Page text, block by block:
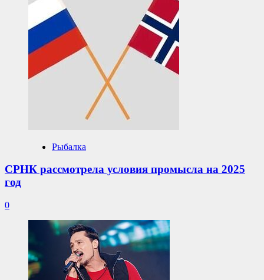
Рыбалка
СРНК рассмотрела условия промысла на 2025
год
0